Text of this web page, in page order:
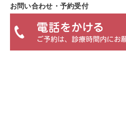
お問い合わせ・予約受付